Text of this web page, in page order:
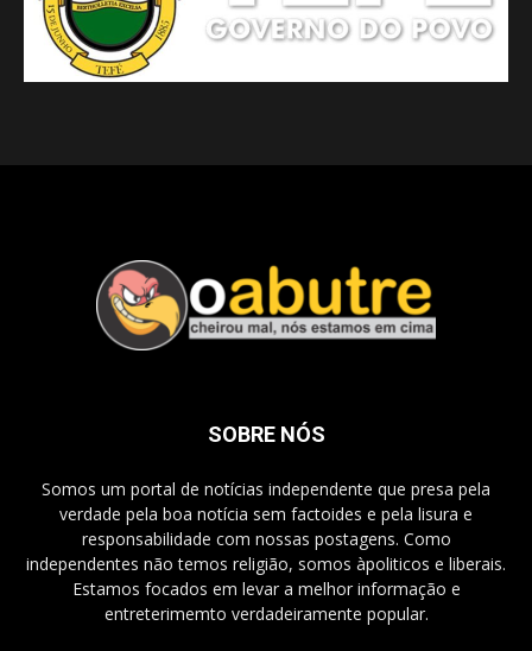
SOBRE NÓS
Somos um portal de notícias independente que presa pela
verdade pela boa notícia sem factoides e pela lisura e
responsabilidade com nossas postagens. Como
independentes não temos religião, somos àpoliticos e liberais.
Estamos focados em levar a melhor informação e
entreterimemto verdadeiramente popular.